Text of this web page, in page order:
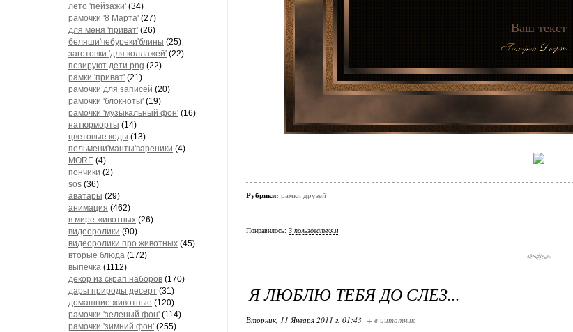
лето 'пейзажи' (34)
рамочки '8 Марта' (27)
для меня 'приват' (26)
беляши'чебуреки'блины (25)
заготовки 'для коллажей' (22)
позируют дети png (22)
рамки 'приват' (21)
рамочки для записей (20)
рамочки 'блокноты' (19)
рамочки 'музыкальный фон' (16)
натюрморты (14)
цветовые коды (13)
пельмени'манты'вареники (4)
MORE (4)
пончики (2)
sos (36)
аватары (29)
анимация (462)
в мире животных (26)
видеоролики (90)
видеоролики про животных (45)
вторые блюда (172)
выпечка (1112)
декор из скрап.наборов (170)
дары природы десерт (31)
домашние животные (120)
рамочки 'зеленый фон' (114)
рамочки 'зимний фон' (255)
Ваш текст
Рубрики: рамки друзей
Понравилось: 3 пользователям
Я ЛЮБЛЮ ТЕБЯ ДО СЛЕЗ...
Вторник, 11 Января 2011 г. 01:43 + в цитатник